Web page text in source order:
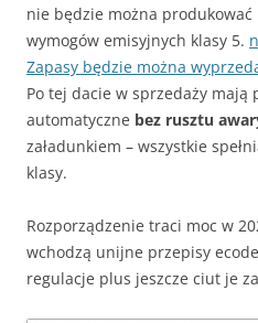
nie będzie można produkować
wymogów emisyjnych klasy 5.
Zapasy będzie można
Po tej dacie w sprzedaży mają
automatyczne bez rusztu
załadunkiem – wszystkie
klasy.
Rozporządzenie traci moc w
wchodzą unijne przepisy
regulacje plus jeszcze ciut je